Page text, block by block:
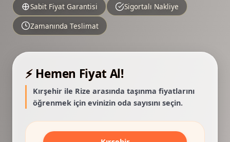
Sabit Fiyat Garantisi
Sigortalı Nakliye
Zamanında Teslimat
⚡ Hemen Fiyat Al!
Kırşehir ile Rize arasında taşınma fiyatlarını
öğrenmek için evinizin oda sayısını seçin.